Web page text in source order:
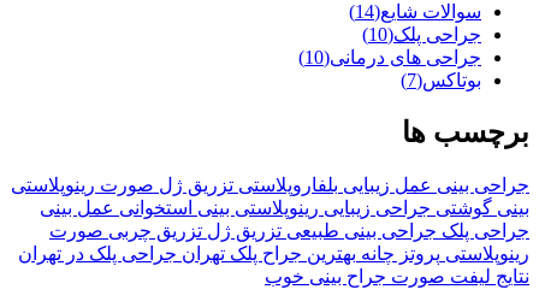
سوالات شایع(14)
جراحی پلک(10)
جراحی های درمانی(10)
بوتاکس(7)
برچسب ها
جراحی بینی عمل زیبایی بلفاروپلاستی تزریق ژل صورت رینوپلاستی
بینی گوشتی جراحی زیبایی رینوپلاستی بینی استخوانی عمل بینی
جراحی پلک جراحی بینی طبیعی تزریق ژل تزریق چربی صورت
رینوپلاستی پروتز چانه بهترین جراح پلک تهران جراحی پلک در تهران
نتایج لیفت صورت جراح بینی خوب